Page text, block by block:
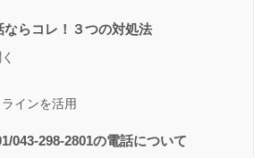
らコレ！３つの対処法
インを活用
043-298-2801の電話について